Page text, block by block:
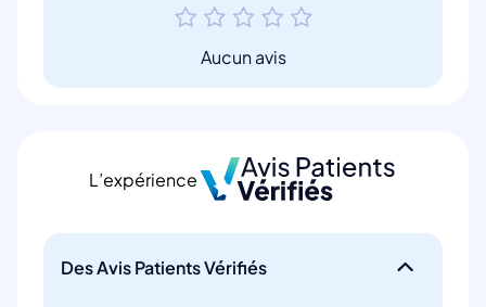
Aucun avis
L’expérience
Des Avis Patients Vérifiés